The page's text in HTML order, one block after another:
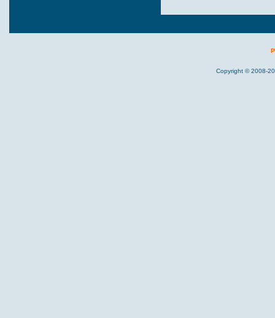
Copyright © 2008-